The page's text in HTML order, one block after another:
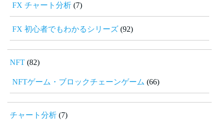
FX チャート分析 (7)
FX 初心者でもわかるシリーズ (92)
NFT (82)
NFTゲーム・ブロックチェーンゲーム (66)
チャート分析 (7)